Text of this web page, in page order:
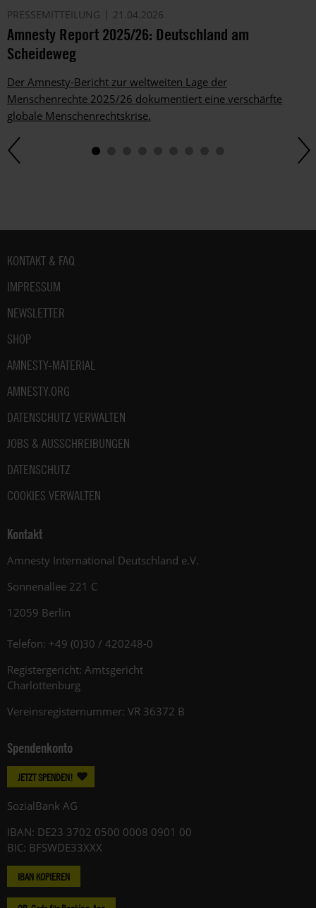
PRESSEMITTEILUNG 21.04.2026
Amnesty Report 2025/26: Deutschland am
Scheideweg
Der Amnesty-Bericht zur weltweiten Lage der
Menschenrechte 2025/26 dokumentiert eine verschärfte
globale Menschenrechtskrise.
Fußbereich
KONTAKT & FAQ
IMPRESSUM
NEWSLETTER
SHOP
AMNESTY-MATERIAL
AMNESTY.ORG
DATENSCHUTZ VERWALTEN
JOBS & AUSSCHREIBUNGEN
DATENSCHUTZ
COOKIES VERWALTEN
Kontakt
Amnesty International Deutschland e.V.
Sonnenallee 221 C
12059 Berlin
Telefon: +49 (0)30 / 420248-0
Registergericht: Amtsgericht
Charlottenburg
Vereinsregisternummer: VR 36372 B
Spendenkonto
JETZT SPENDEN!
SozialBank AG
IBAN: DE23 3702 0500 0008 0901 00
BIC: BFSWDE33XXX
IBAN KOPIEREN